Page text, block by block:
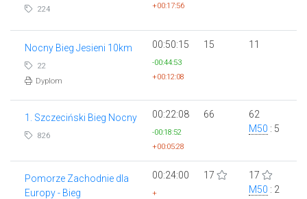
224
+00:17:56
Nocny Bieg Jesieni 10km
22
Dyplom
00:50:15
-00:44:53
+00:12:08
15 11
1. Szczeciński Bieg Nocny
826
00:22:08
-00:18:52
+00:05:28
66
62
M50 : 5
Pomorze Zachodnie dla
Europy - Bieg
00:24:00
+
17
17
M50 : 2